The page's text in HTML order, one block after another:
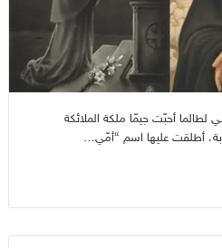
لطالما أحبّت جيمّا ملكة الملائكة
أطلقت عليها اسم “أمّي…